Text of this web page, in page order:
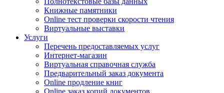
Книжные памятники
Online тест проверки скорости чтения
Виртуальные выставки
Услуги
Перечень предоставляемых услуг
Интернет-магазин
Виртуальная справочная служба
Предварительный заказ документа
Online продление книг
Online заказ копий документов